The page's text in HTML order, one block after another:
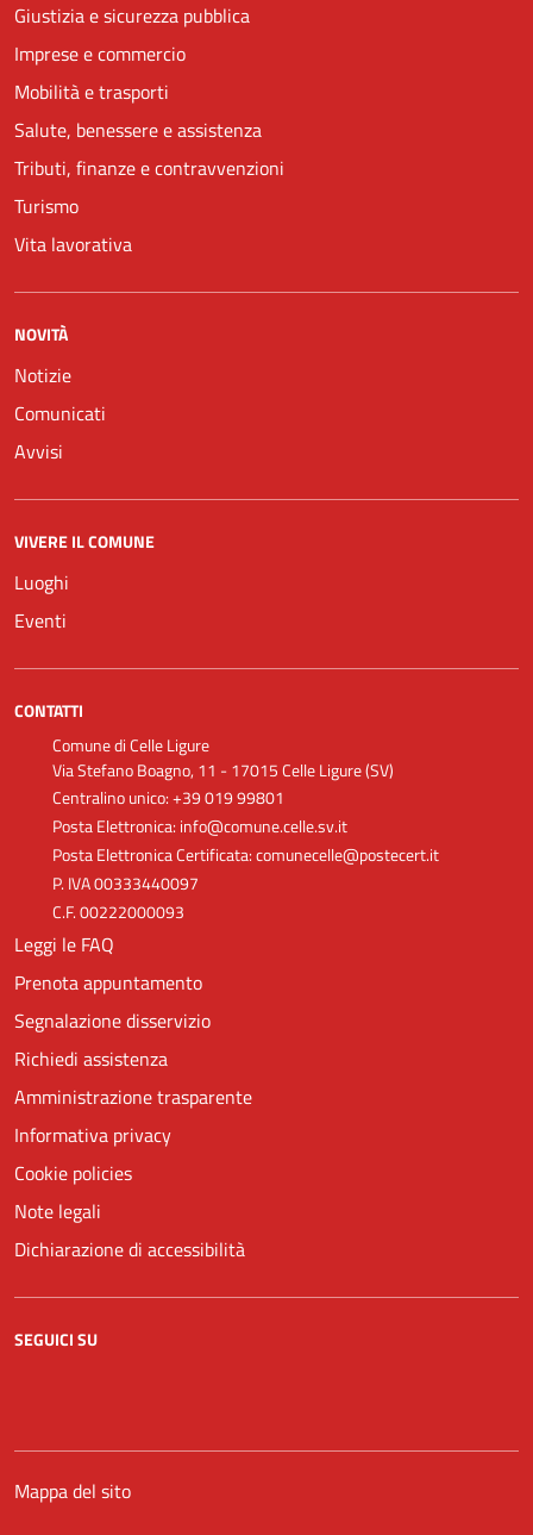
Giustizia e sicurezza pubblica
Imprese e commercio
Mobilità e trasporti
Salute, benessere e assistenza
Tributi, finanze e contravvenzioni
Turismo
Vita lavorativa
NOVITÀ
Notizie
Comunicati
Avvisi
VIVERE IL COMUNE
Luoghi
Eventi
CONTATTI
Comune di Celle Ligure
Via Stefano Boagno, 11 - 17015 Celle Ligure (SV)
Centralino unico: +39 019 99801
Posta Elettronica: info@comune.celle.sv.it
Posta Elettronica Certificata: comunecelle@postecert.it
P. IVA 00333440097
C.F. 00222000093
Leggi le FAQ
Prenota appuntamento
Segnalazione disservizio
Richiedi assistenza
Amministrazione trasparente
Informativa privacy
Cookie policies
Note legali
Dichiarazione di accessibilità
SEGUICI SU
Mappa del sito